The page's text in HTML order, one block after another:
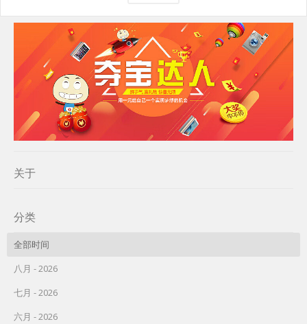
关于
分类
全部时间
八月 - 2026
七月 - 2026
六月 - 2026